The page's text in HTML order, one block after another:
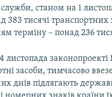
станом на 1
383 тисячі транспортних
терміну – понад 236
засоби, тимчасово
днів підлягають